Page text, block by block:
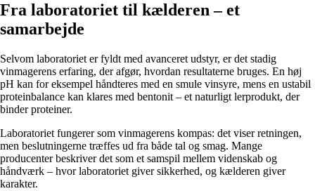
Fra laboratoriet til kælderen – et
samarbejde
Selvom laboratoriet er fyldt med avanceret udstyr, er det stadig
vinmagerens erfaring, der afgør, hvordan resultaterne bruges. En høj
pH kan for eksempel håndteres med en smule vinsyre, mens en ustabil
proteinbalance kan klares med bentonit – et naturligt lerprodukt, der
binder proteiner.
Laboratoriet fungerer som vinmagerens kompas: det viser retningen,
men beslutningerne træffes ud fra både tal og smag. Mange
producenter beskriver det som et samspil mellem videnskab og
håndværk – hvor laboratoriet giver sikkerhed, og kælderen giver
karakter.